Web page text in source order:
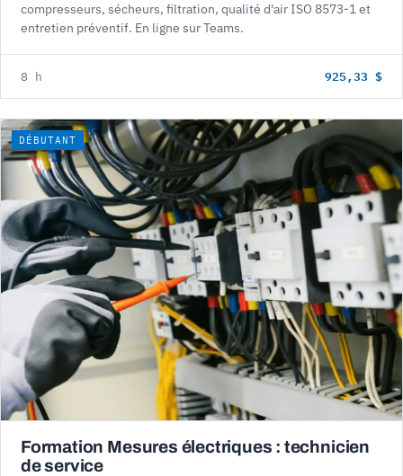
compresseurs, sécheurs, filtration, qualité d'air ISO 8573-1 et
entretien préventif. En ligne sur Teams.
8 h 925,33 $
DÉBUTANT
Formation Mesures électriques : technicien
de service